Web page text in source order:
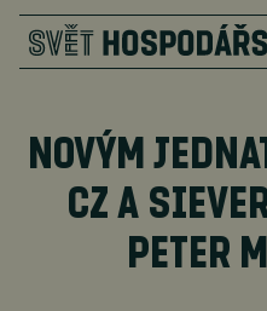
NOVÝM
CZ A
PETER